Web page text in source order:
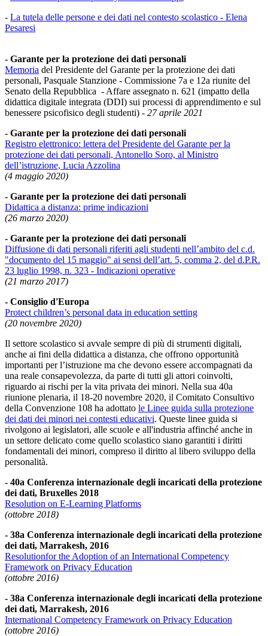
- La tutela delle persone e dei dati nel contesto scolastico - Elena
Pesaresi
- Garante per la protezione dei dati personali
Memoria del Presidente del Garante per la protezione dei dati
personali, Pasquale Stanzione - Commissione 7a e 12a riunite del
Senato della Repubblica - Affare assegnato n. 621 (impatto della
didattica digitale integrata (DDI) sui processi di apprendimento e sul
benessere psicofisico degli studenti) - 27 aprile 2021
- Garante per la protezione dei dati personali
Registro elettronico: lettera del Presidente del Garante per la
protezione dei dati personali, Antonello Soro, al Ministro
dell’istruzione, Lucia Azzolina
(4 maggio 2020)
- Garante per la protezione dei dati personali
Didattica a distanza: prime indicazioni
(26 marzo 2020)
- Garante per la protezione dei dati personali
Diffusione di dati personali riferiti agli studenti nell’ambito del c.d.
"documento del 15 maggio" ai sensi dell’art. 5, comma 2, del d.P.R.
23 luglio 1998, n. 323 - Indicazioni operative
(21 marzo 2017)
- Consiglio d'Europa
Protect children’s personal data in education setting
(20 novembre 2020)
Il settore scolastico si avvale sempre di più di strumenti digitali,
anche ai fini della didattica a distanza, che offrono opportunità
importanti per l’istruzione ma che devono essere accompagnati da
una reale consapevolezza, da parte di tutti gli attori coinvolti,
riguardo ai rischi per la vita privata dei minori. Nella sua 40a
riunione plenaria, il 18-20 novembre 2020, il Comitato Consultivo
della Convenzione 108 ha adottato le Linee guida sulla protezione
dei dati dei minori nei contesti educativi. Queste linee guida si
rivolgono ai legislatori, alle scuole e all'industria affinché anche in
un settore delicato come quello scolastico siano garantiti i diritti
fondamentali dei minori, compreso il diritto al libero sviluppo della
personalità.
- 40a Conferenza internazionale degli incaricati della protezione
dei dati, Bruxelles 2018
Resolution on E-Learning Platforms
(ottobre 2018)
- 38a Conferenza internazionale degli incaricati della protezione
dei dati, Marrakesh, 2016
Resolutionfor the Adoption of an International Competency
Framework on Privacy Education
(ottobre 2016)
- 38a Conferenza internazionale degli incaricati della protezione
dei dati, Marrakesh, 2016
International Competency Framework on Privacy Education
(ottobre 2016)